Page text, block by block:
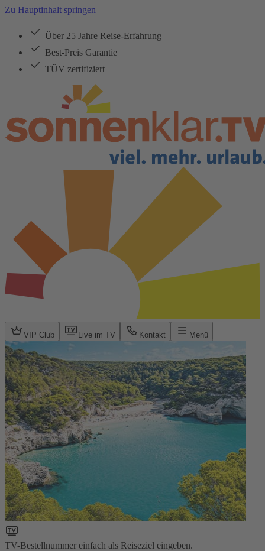
Zu Hauptinhalt springen
Über 25 Jahre Reise-Erfahrung
Best-Preis Garantie
TÜV zertifiziert
VIP Club Live im TV Kontakt Menü
TV-Bestellnummer einfach als Reiseziel eingeben.